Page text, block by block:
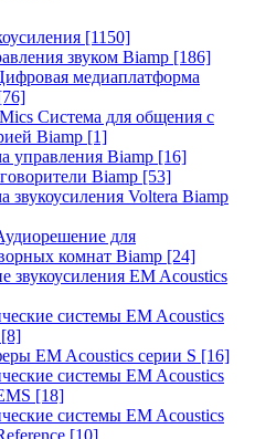
[1150]
звуком Biamp [186]
медиаплатформа
Система для общения с
Biamp [1]
управления Biamp [16]
Biamp [53]
звукоусиления Voltera Biamp
для
комнат Biamp [24]
звукоусиления EM Acoustics
системы EM Acoustics
[8]
EM Acoustics серии S [16]
системы EM Acoustics
[18]
системы EM Acoustics
[10]